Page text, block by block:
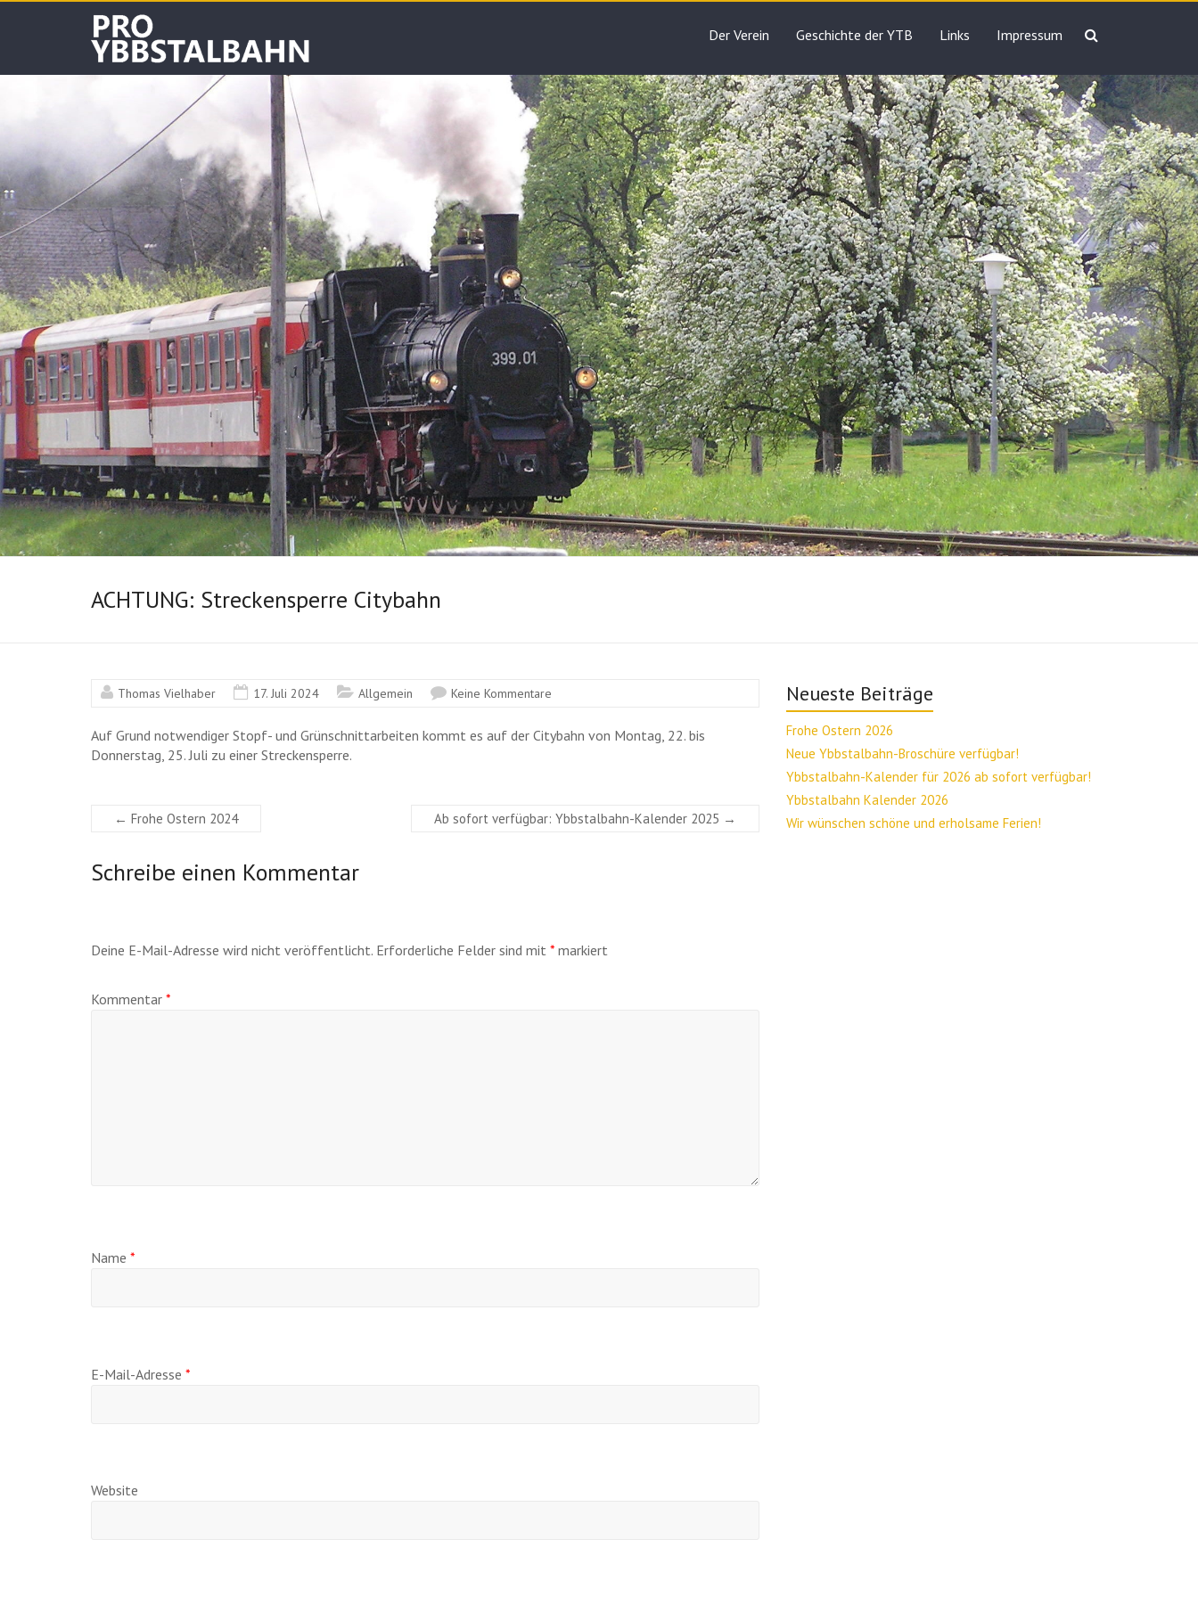
PRO
YBBSTALBAHN
Der Verein Geschichte der YTB Links Impressum
ACHTUNG: Streckensperre Citybahn
Thomas Vielhaber 17. Juli 2024 Allgemein Keine Kommentare
Auf Grund notwendiger Stopf- und Grünschnittarbeiten kommt es auf der Citybahn von Montag, 22. bis
Donnerstag, 25. Juli zu einer Streckensperre.
← Frohe Ostern 2024 Ab sofort verfügbar: Ybbstalbahn-Kalender 2025 →
Schreibe einen Kommentar
Deine E-Mail-Adresse wird nicht veröffentlicht. Erforderliche Felder sind mit * markiert
Kommentar *
Name *
E-Mail-Adresse *
Website
Neueste Beiträge
Frohe Ostern 2026
Neue Ybbstalbahn-Broschüre verfügbar!
Ybbstalbahn-Kalender für 2026 ab sofort verfügbar!
Ybbstalbahn Kalender 2026
Wir wünschen schöne und erholsame Ferien!